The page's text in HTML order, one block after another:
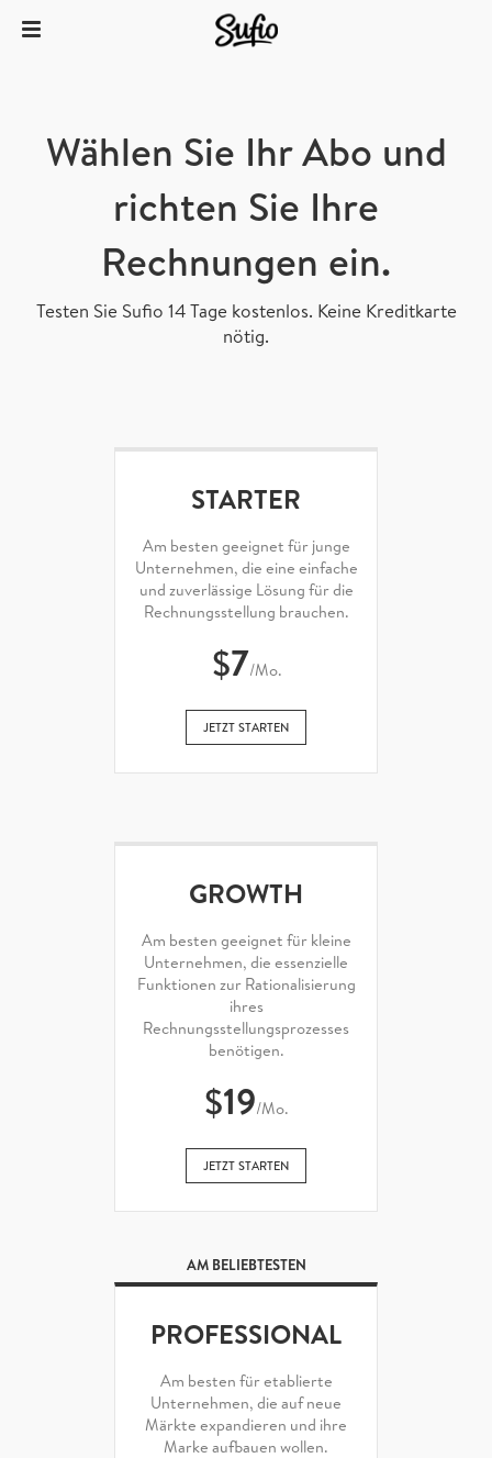
Wählen Sie Ihr Abo und
richten Sie Ihre
Rechnungen ein.
Testen Sie Sufio 14 Tage kostenlos. Keine Kreditkarte
nötig.
STARTER
Am besten geeignet für junge
Unternehmen, die eine einfache
und zuverlässige Lösung für die
Rechnungsstellung brauchen.
$7/Mo.
JETZT STARTEN
GROWTH
Am besten geeignet für kleine
Unternehmen, die essenzielle
Funktionen zur Rationalisierung
ihres
Rechnungsstellungsprozesses
benötigen.
$19/Mo.
JETZT STARTEN
AM BELIEBTESTEN
PROFESSIONAL
Am besten für etablierte
Unternehmen, die auf neue
Märkte expandieren und ihre
Marke aufbauen wollen.